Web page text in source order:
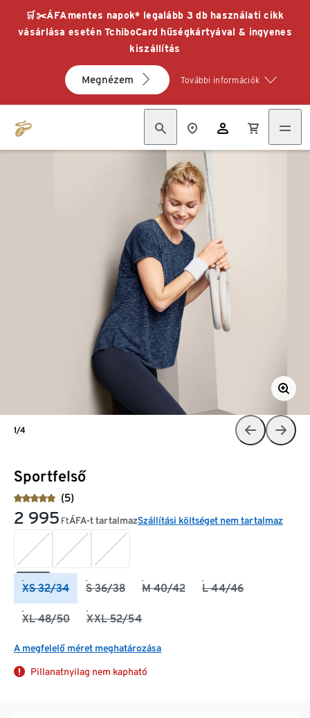
🛒✂️ÁFAmentes napok* legalább 3 db használati cikk
vásárlása esetén TchiboCard hűségkártyával & ingyenes
kiszállítás
Megnézem További információk
Sportfelső
(5)
2 995 FtÁFA-t tartalmazSzállítási költséget nem tartalmaz
XS 32/34 S 36/38 M 40/42 L 44/46
XL 48/50 XXL 52/54
A megfelelő méret meghatározása
Pillanatnyilag nem kapható
1/4